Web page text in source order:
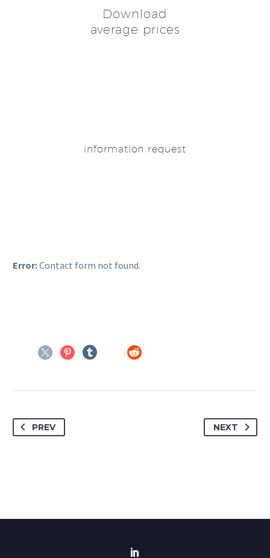
Download
average prices
information request
Error:Contact form not found.
PREV NEXT